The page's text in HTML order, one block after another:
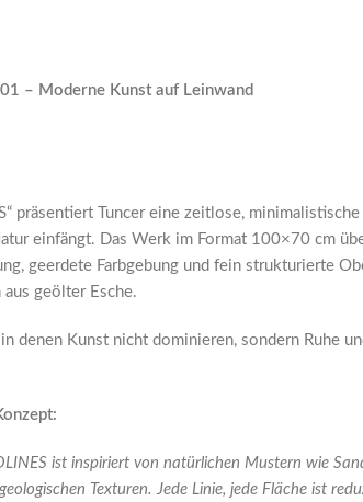
– Moderne Kunst auf Leinwand
präsentiert Tuncer eine zeitlose,
einfängt. Das Werk im Format 100×70 cm
geerdete Farbgebung und fein strukturierte
aus geölter Esche.
in denen Kunst nicht dominieren, sondern Ruhe
ist inspiriert von natürlichen Mustern wie
Texturen. Jede Linie, jede Fläche ist